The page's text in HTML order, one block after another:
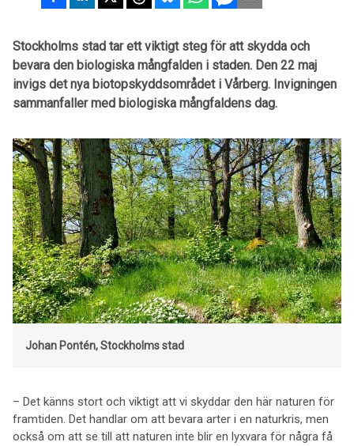
Stockholms stad tar ett viktigt steg för att skydda och
bevara den biologiska mångfalden i staden. Den 22 maj
invigs det nya biotopskyddsområdet i Vårberg. Invigningen
sammanfaller med biologiska mångfaldens dag.
Johan Pontén, Stockholms stad
– Det känns stort och viktigt att vi skyddar den här naturen för
framtiden. Det handlar om att bevara arter i en naturkris, men
också om att se till att naturen inte blir en lyxvara för några få